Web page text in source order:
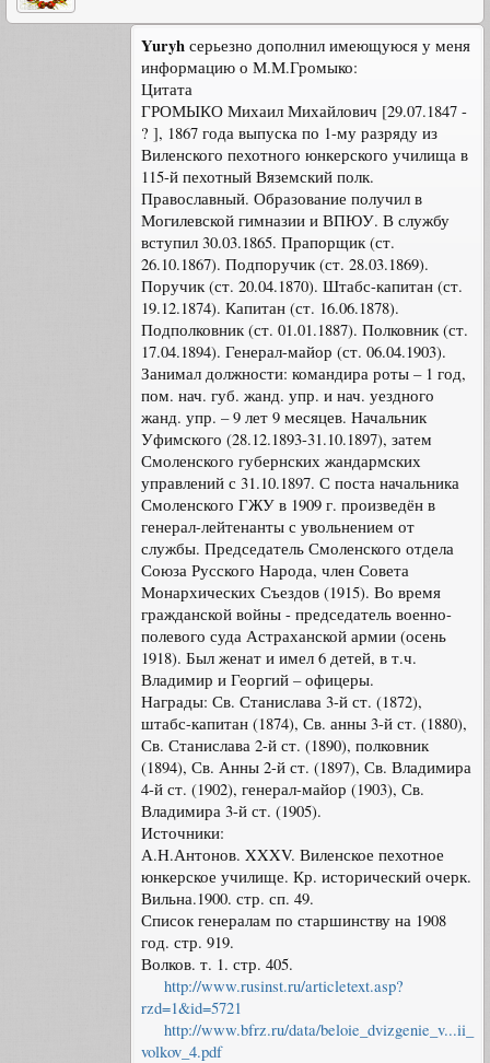
Yuryhсерьезно дополнил имеющуюся у меня
информацию о М.М.Громыко:
Цитата
ГРОМЫКО Михаил Михайлович [29.07.1847 -
? ], 1867 года выпуска по 1-му разряду из
Виленского пехотного юнкерского училища в
115-й пехотный Вяземский полк.
Православный. Образование получил в
Могилевской гимназии и ВПЮУ. В службу
вступил 30.03.1865. Прапорщик (ст.
26.10.1867). Подпоручик (ст. 28.03.1869).
Поручик (ст. 20.04.1870). Штабс-капитан (ст.
19.12.1874). Капитан (ст. 16.06.1878).
Подполковник (ст. 01.01.1887). Полковник (ст.
17.04.1894). Генерал-майор (ст. 06.04.1903).
Занимал должности: командира роты – 1 год,
пом. нач. губ. жанд. упр. и нач. уездного
жанд. упр. – 9 лет 9 месяцев. Начальник
Уфимского (28.12.1893-31.10.1897), затем
Смоленского губернских жандармских
управлений с 31.10.1897. С поста начальника
Смоленского ГЖУ в 1909 г. произведён в
генерал-лейтенанты с увольнением от
службы. Председатель Смоленского отдела
Союза Русского Народа, член Совета
Монархических Съездов (1915). Во время
гражданской войны - председатель военно-
полевого суда Астраханской армии (осень
1918). Был женат и имел 6 детей, в т.ч.
Владимир и Георгий – офицеры.
Награды: Св. Станислава 3-й ст. (1872),
штабс-капитан (1874), Св. анны 3-й ст. (1880),
Св. Станислава 2-й ст. (1890), полковник
(1894), Св. Анны 2-й ст. (1897), Св. Владимира
4-й ст. (1902), генерал-майор (1903), Св.
Владимира 3-й ст. (1905).
Источники:
А.Н.Антонов. XXXV. Виленское пехотное
юнкерское училище. Кр. исторический очерк.
Вильна.1900. стр. сп. 49.
Список генералам по старшинству на 1908
год. стр. 919.
Волков. т. 1. стр. 405.
http://www.rusinst.ru/articletext.asp?
rzd=1&id=5721
http://www.bfrz.ru/data/beloie_dvizgenie_v...ii_
volkov_4.pdf